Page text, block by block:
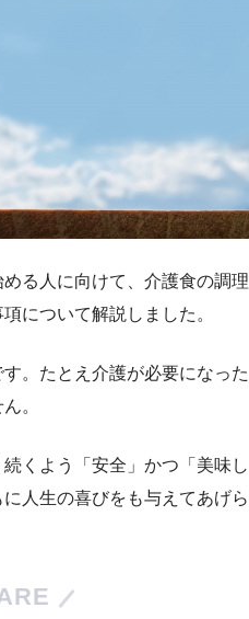
る人に向けて、介護食の調理
について解説しました。
。たとえ介護が必要になった
。
くよう「安全」かつ「美味し
人生の喜びをも与えてあげら